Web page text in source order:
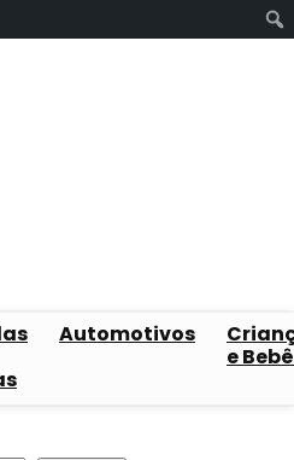
Automotivos
e